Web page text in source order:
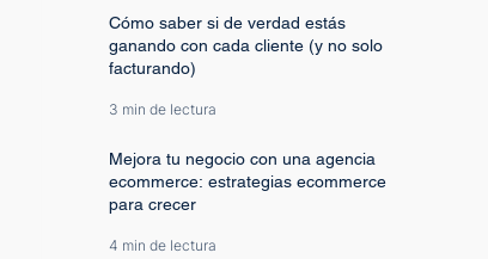
Cómo saber si de verdad estás
ganando con cada cliente (y no solo
facturando)
3 min de lectura
Mejora tu negocio con una agencia
ecommerce: estrategias ecommerce
para crecer
4 min de lectura